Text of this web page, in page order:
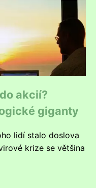
akcií?
giganty
lidí stalo doslova
krize se většina